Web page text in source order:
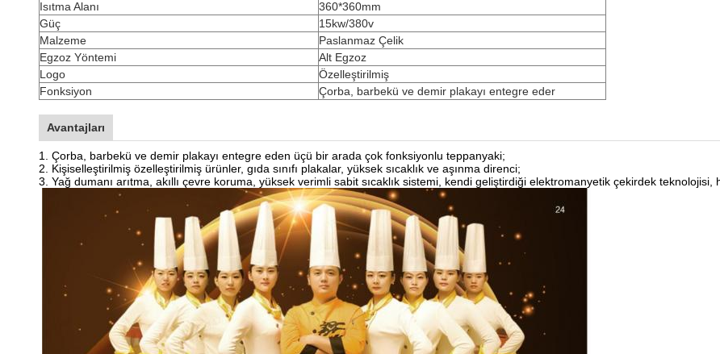
Isıtma Alanı
360*360mm
Güç
15kw/380v
Malzeme
Paslanmaz Çelik
Egzoz Yöntemi
Alt Egzoz
Logo
Özelleştirilmiş
Fonksiyon
Çorba, barbekü ve demir plakayı entegre eder
Avantajları
1. Çorba, barbekü ve demir plakayı entegre eden üçü bir arada çok fonksiyonlu teppanyaki;
2. Kişiselleştirilmiş özelleştirilmiş ürünler, gıda sınıfı plakalar, yüksek sıcaklık ve aşınma direnci;
3. Yağ dumanı arıtma, akıllı çevre koruma, yüksek verimli sabit sıcaklık sistemi, kendi geliştirdiği elektromanyetik çekirdek